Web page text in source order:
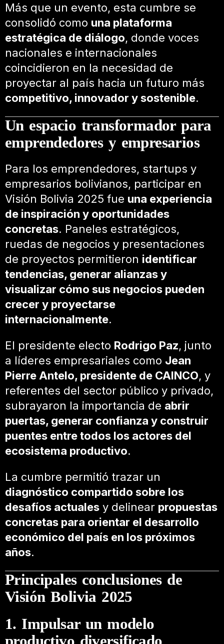
Más que un evento, esta cumbre se
consolidó como una plataforma
estratégica de diálogo, donde voces
nacionales e internacionales
coincidieron en la necesidad de
proyectar al país hacia un futuro más
competitivo, innovador y sostenible.
Un espacio transformador para
emprendedores y empresarios
Para los emprendedores, startups y
empresarios bolivianos, participar en
Visión Bolivia 2025 fue una experiencia
de inspiración y oportunidades
concretas. Paneles estratégicos,
ruedas de negocios y presentaciones
de proyectos permitieron identificar
tendencias, generar alianzas y
visualizar cómo sus negocios pueden
crecer y proyectarse
internacionalmente.
El presidente electo Rodrigo Paz, junto
a líderes empresariales como Jean
Pierre Antelo, presidente de CAINCO, y
referentes del sector público y privado,
subrayaron la importancia de abrir
puertas, generar confianza y construir
puentes entre todos los actores del
ecosistema productivo.
La cumbre permitió trazar un
diagnóstico compartido sobre los
desafíos actuales y delinear propuestas
concretas para orientar el desarrollo
económico del país en los próximos
años.
Principales conclusiones de
Visión Bolivia 2025
1. Impulsar un modelo